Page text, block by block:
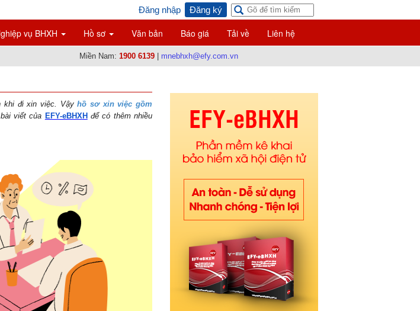
Đăng ký
Đăng nhập
vụ BHXH Hồ sơ Văn bản Báo giá Tải về Liên hệ
Miền Nam: 1900 6139| mnebhxh@efy.com.vn
khi đi xin việc. Vậyhồ sơ xin việc gồm
viết của EFY-eBHXH để có thêm nhiều